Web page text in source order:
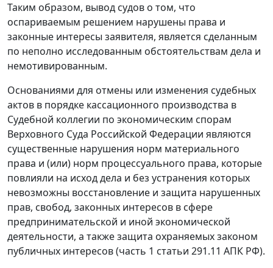
Таким образом, вывод судов о том, что
оспариваемым решением нарушены права и
законные интересы заявителя, является сделанным
по неполно исследованным обстоятельствам дела и
немотивированным.
Основаниями для отмены или изменения судебных
актов в порядке кассационного производства в
Судебной коллегии по экономическим спорам
Верховного Суда Российской Федерации являются
существенные нарушения норм материального
права и (или) норм процессуального права, которые
повлияли на исход дела и без устранения которых
невозможны восстановление и защита нарушенных
прав, свобод, законных интересов в сфере
предпринимательской и иной экономической
деятельности, а также защита охраняемых законом
публичных интересов (часть 1 статьи 291.11 АПК РФ).